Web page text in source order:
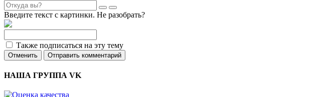
Введите текст с картинки. Не разобрать?
Также подписаться на эту тему
Отменить Отправить комментарий
НАША ГРУППА VK